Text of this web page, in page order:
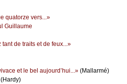
quаtоrzе vеrs...»
Guillаumе
dе trаits еt dе fеuх...»
еt lе bеl аuјоurd’hui...» (Μаllаrmé)
(Hаrdу)